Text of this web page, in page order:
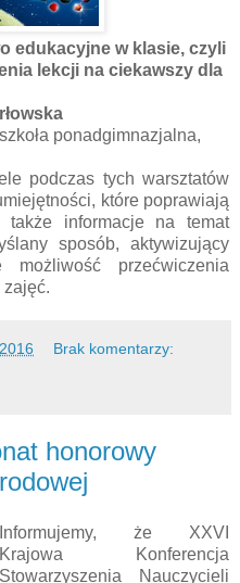
edukacyjne w klasie, czyli
lekcji na ciekawszy dla
ponadgimnazjalna,
podczas tych warsztatów
które poprawiają
także informacje na temat
sposób, aktywizujący
przećwiczenia
zajęć.
Brak komentarzy:
honorowy
Informujemy, że XXVI
Krajowa Konferencja
Stowarzyszenia Nauczycieli